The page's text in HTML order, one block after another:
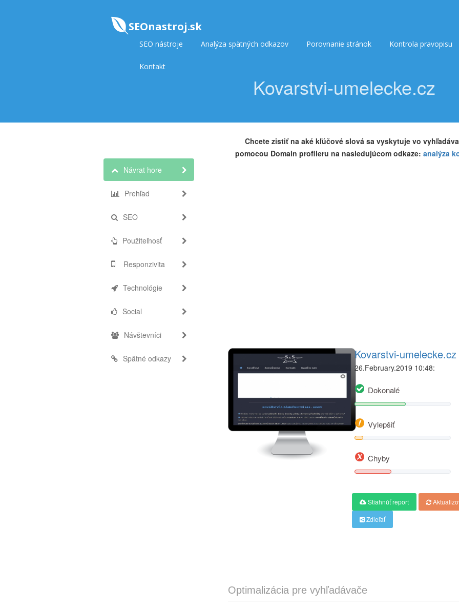
SEOnastroj.sk
SEO nástroje Analýza spätných odkazov Porovnanie stránok Kontrola pravopisu
Kontakt
Kovarstvi-umelecke.cz
Návrat hore
Prehľad
SEO
Použiteľnosť
Responzivita
Technológie
Social
Návštevníci
Spätné odkazy
Chcete zistiť na aké kľúčové slová sa vyskytuje vo
pomocou Domain profileru na nasledujúcom odkaze:analýza
Kovarstvi-umelecke.cz
26.February.2019 10:48:
Dokonalé
Vylepšiť
Chyby
Stiahnúť report
Zdieľať
Optimalizácia pre vyhľadávače